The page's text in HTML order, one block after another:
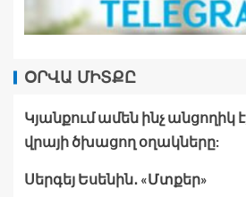
ՕՐՎԱ ՄԻՏՔԸ
Կյանքում ամեն ինչ անցողիկ
վրայի ծխացող օղակները:
Սերգեյ Եսենին․ «Մտքեր»